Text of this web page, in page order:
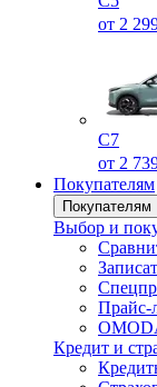
от 2
C7
от 2
Покупателям
Покупателям
Выбор и
Прайс-
Кредит и